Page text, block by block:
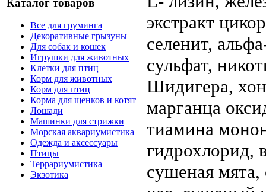
Все для груминга
Декоративные грызуны
Для собак и кошек
Игрушки для животных
Клетки для птиц
Корм для животных
Корм для птиц
Корма для щенков и котят
Лошади
Машинки для стрижки
Морская аквариумистика
Одежда и аксессуары
Птицы
Террариумистика
Экзотика
экстракт
селенит,
сульфат,
Шидигера,
марганца
тиамина
гидрохлорид,
сушеная мята,